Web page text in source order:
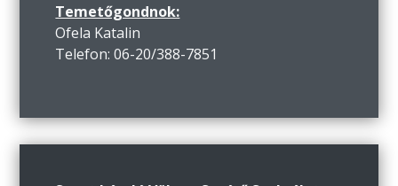
Temetőgondnok:
Ofela Katalin
Telefon: 06-20/388-7851